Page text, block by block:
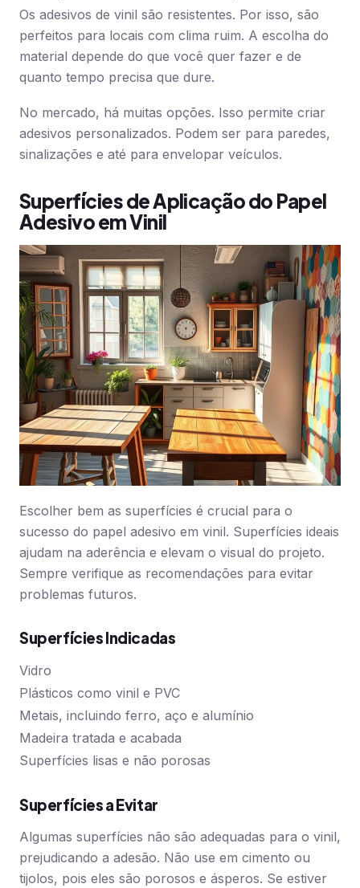
Os adesivos de vinil são resistentes. Por isso, são
perfeitos para locais com clima ruim. A escolha do
material depende do que você quer fazer e de
quanto tempo precisa que dure.
No mercado, há muitas opções. Isso permite criar
adesivos personalizados. Podem ser para paredes,
sinalizações e até para envelopar veículos.
Superfícies de Aplicação do Papel
Adesivo em Vinil
Escolher bem as superfícies é crucial para o
sucesso do papel adesivo em vinil. Superfícies ideais
ajudam na aderência e elevam o visual do projeto.
Sempre verifique as recomendações para evitar
problemas futuros.
Superfícies Indicadas
Vidro
Plásticos como vinil e PVC
Metais, incluindo ferro, aço e alumínio
Madeira tratada e acabada
Superfícies lisas e não porosas
Superfícies a Evitar
Algumas superfícies não são adequadas para o vinil,
prejudicando a adesão. Não use em cimento ou
tijolos, pois eles são porosos e ásperos. Se estiver